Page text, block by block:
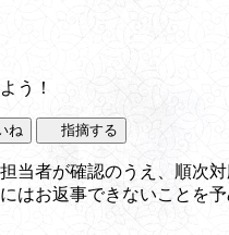
う！
ね 指摘する
当者が確認のうえ、順次対
はお返事できないことを